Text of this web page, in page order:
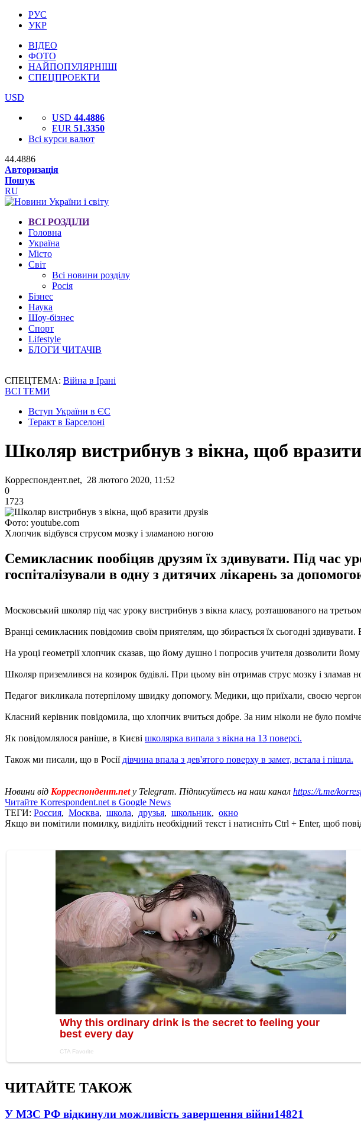
РУС
УКР
ВІДЕО
ФОТО
НАЙПОПУЛЯРНІШІ
СПЕЦПРОЕКТИ
USD
USD 44.4886
EUR 51.3350
Всі курси валют
44.4886
Авторизація
Пошук
RU
ВСІ РОЗДІЛИ
Головна
Україна
Місто
Світ
Всі новини розділу
Росія
Бізнес
Наука
Шоу-бізнес
Спорт
Lifestyle
БЛОГИ ЧИТАЧІВ
СПЕЦТЕМА: Війна в Ірані
ВСІ ТЕМИ
Вступ України в ЄС
Теракт в Барселоні
Школяр вистрибнув з вікна, щоб вразити
Корреспондент.net, 28 лютого 2020, 11:52
0
1723
Фото: youtube.com
Хлопчик відбувся струсом мозку і зламаною ногою
Семикласник пообіцяв друзям їх здивувати. Під час
госпіталізували в одну з дитячих лікарень за
Московський школяр під час уроку вистрибнув з вікна класу, розташованого на
Вранці семикласник повідомив своїм приятелям, що збирається їх сьогодні
На уроці геометрії хлопчик сказав, що йому душно і попросив учителя дозволити
Школяр приземлився на козирок будівлі. При цьому він отримав струс мозку і зламав
Педагог викликала потерпілому швидку допомогу. Медики, що приїхали, своєю
Класний керівник повідомила, що хлопчик вчиться добре. За ним ніколи не було
Як повідомлялося раніше, в Києві школярка випала з вікна на 13 поверсі.
Також ми писали, що в Росії дівчина впала з дев'ятого поверху в замет, встала і пішла.
Новини від Корреспондент.net у Telegram. Підписуйтесь на наш канал https://t.me/
Читайте Korrespondent.net в Google News
ТЕГИ: Россия, Москва, школа, друзья, школьник, окно
Якщо ви помітили помилку, виділіть необхідний текст і натисніть Ctrl + Enter, щоб
ЧИТАЙТЕ ТАКОЖ
У МЗС РФ відкинули можливість завершення війни14821